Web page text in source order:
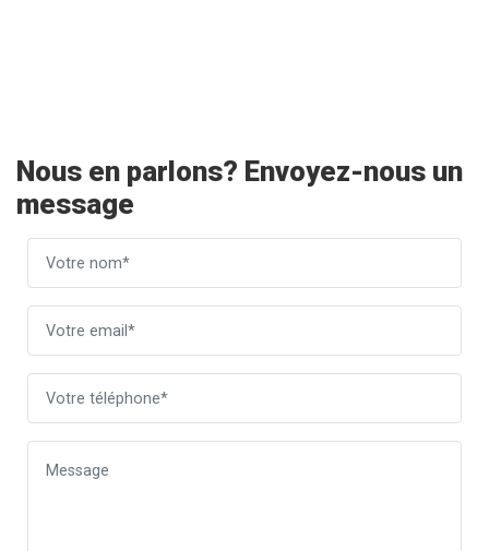
Nous en parlons? Envoyez-nous un
message